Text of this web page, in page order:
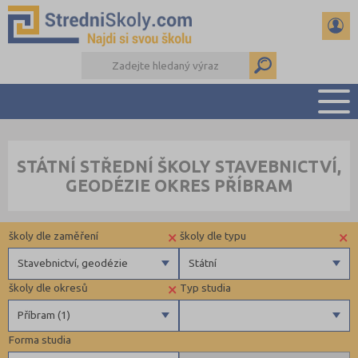
PŘÍPRAVA NA PŘIJÍMAČKY
DŮLEŽITÉ TERMÍNY
DALŠÍ DRUHY ŠKOL
STÁTNÍ STŘEDNÍ ŠKOLY STAVEBNICTVÍ,
GEODÉZIE OKRES PŘÍBRAM
Forma studia
Typ studia
×
Příbram (1)
školy dle okresů
České Budějovice (1)
×
Státní
školy dle typu
Státní
×
Stavebnictví, geodézie
školy dle zaměření
Gymnázia
4 letá gymnázia
6 letá gymnázia